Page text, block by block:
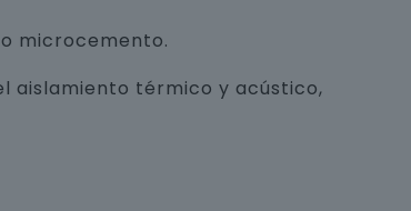
microcemento.
aislamiento térmico y acústico,